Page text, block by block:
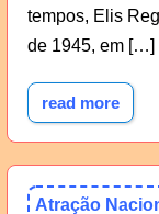
tempos, Elis
de 1945, em […]
read more
Atração